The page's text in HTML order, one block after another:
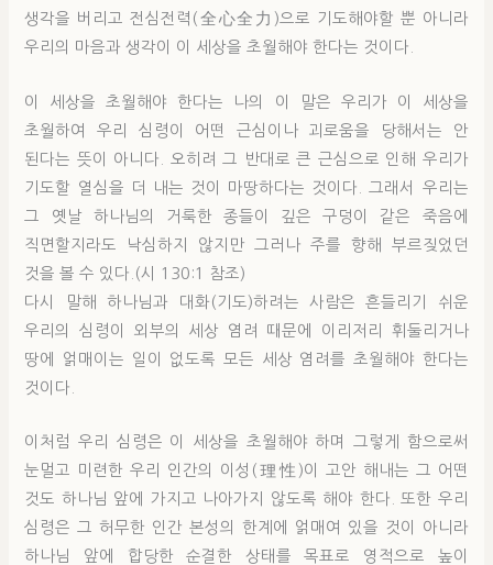
생각을 버리고 전심전력(全心全力)으로 기도해야할 뿐 아니라
우리의 마음과 생각이 이 세상을 초월해야 한다는 것이다.
이 세상을 초월해야 한다는 나의 이 말은 우리가 이 세상을
초월하여 우리 심령이 어떤 근심이나 괴로움을 당해서는 안
된다는 뜻이 아니다. 오히려 그 반대로 큰 근심으로 인해 우리가
기도할 열심을 더 내는 것이 마땅하다는 것이다. 그래서 우리는
그 옛날 하나님의 거룩한 종들이 깊은 구덩이 같은 죽음에
직면할지라도 낙심하지 않지만 그러나 주를 향해 부르짖었던
것을 볼 수 있다.(시 130:1 참조)
다시 말해 하나님과 대화(기도)하려는 사람은 흔들리기 쉬운
우리의 심령이 외부의 세상 염려 때문에 이리저리 휘둘리거나
땅에 얽매이는 일이 없도록 모든 세상 염려를 초월해야 한다는
것이다.
이처럼 우리 심령은 이 세상을 초월해야 하며 그렇게 함으로써
눈멀고 미련한 우리 인간의 이성(理性)이 고안 해내는 그 어떤
것도 하나님 앞에 가지고 나아가지 않도록 해야 한다. 또한 우리
심령은 그 허무한 인간 본성의 한계에 얽매여 있을 것이 아니라
하나님 앞에 합당한 순결한 상태를 목표로 영적으로 높이